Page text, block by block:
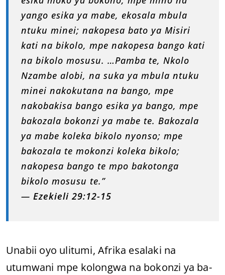
yango esika ya mabe, ekosala mbula
ntuku minei; nakopesa bato ya Misiri
kati na bikolo, mpe nakopesa bango kati
na bikolo mosusu. …Pamba te, Nkolo
Nzambe alobi, na suka ya mbula ntuku
minei nakokutana na bango, mpe
nakobakisa bango esika ya bango, mpe
bakozala bokonzi ya mabe te. Bakozala
ya mabe koleka bikolo nyonso; mpe
bakozala te mokonzi koleka bikolo;
nakopesa bango te mpo bakotonga
bikolo mosusu te.”
— Ezekieli 29:12-15
Unabii oyo ulitumi, Afrika esalaki na
utumwani mpe kolongwa na bokonzi ya ba-